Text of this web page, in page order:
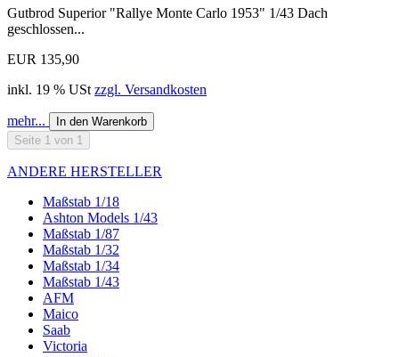
Gutbrod Superior "Rallye Monte Carlo 1953" 1/43 Dach
geschlossen...
EUR 135,90
inkl. 19 % USt zzgl. Versandkosten
mehr...
In den Warenkorb
Seite 1 von 1
ANDERE HERSTELLER
Maßstab 1/18
Ashton Models 1/43
Maßstab 1/87
Maßstab 1/32
Maßstab 1/34
Maßstab 1/43
AFM
Maico
Saab
Victoria